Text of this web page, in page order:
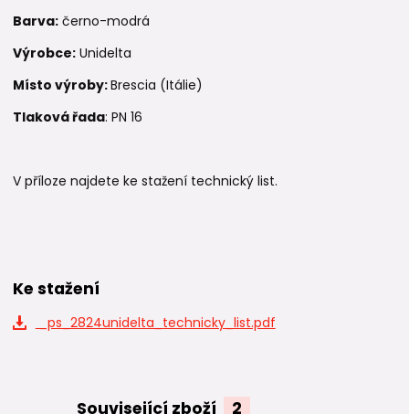
Barva: černo-modrá
Výrobce: Unidelta
Místo výroby:Brescia (Itálie)
Tlaková řada: PN 16
V příloze najdete ke stažení technický list.
Ke stažení
_ps_2824unidelta_technicky_list.pdf
Související zboží 2